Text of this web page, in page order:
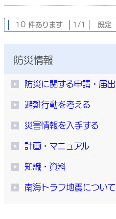
10 件あります 1/1 既定
防災情報
防災に関する申請・届出
避難行動を考える
災害情報を入手する
計画・マニュアル
知識・資料
南海トラフ地震について